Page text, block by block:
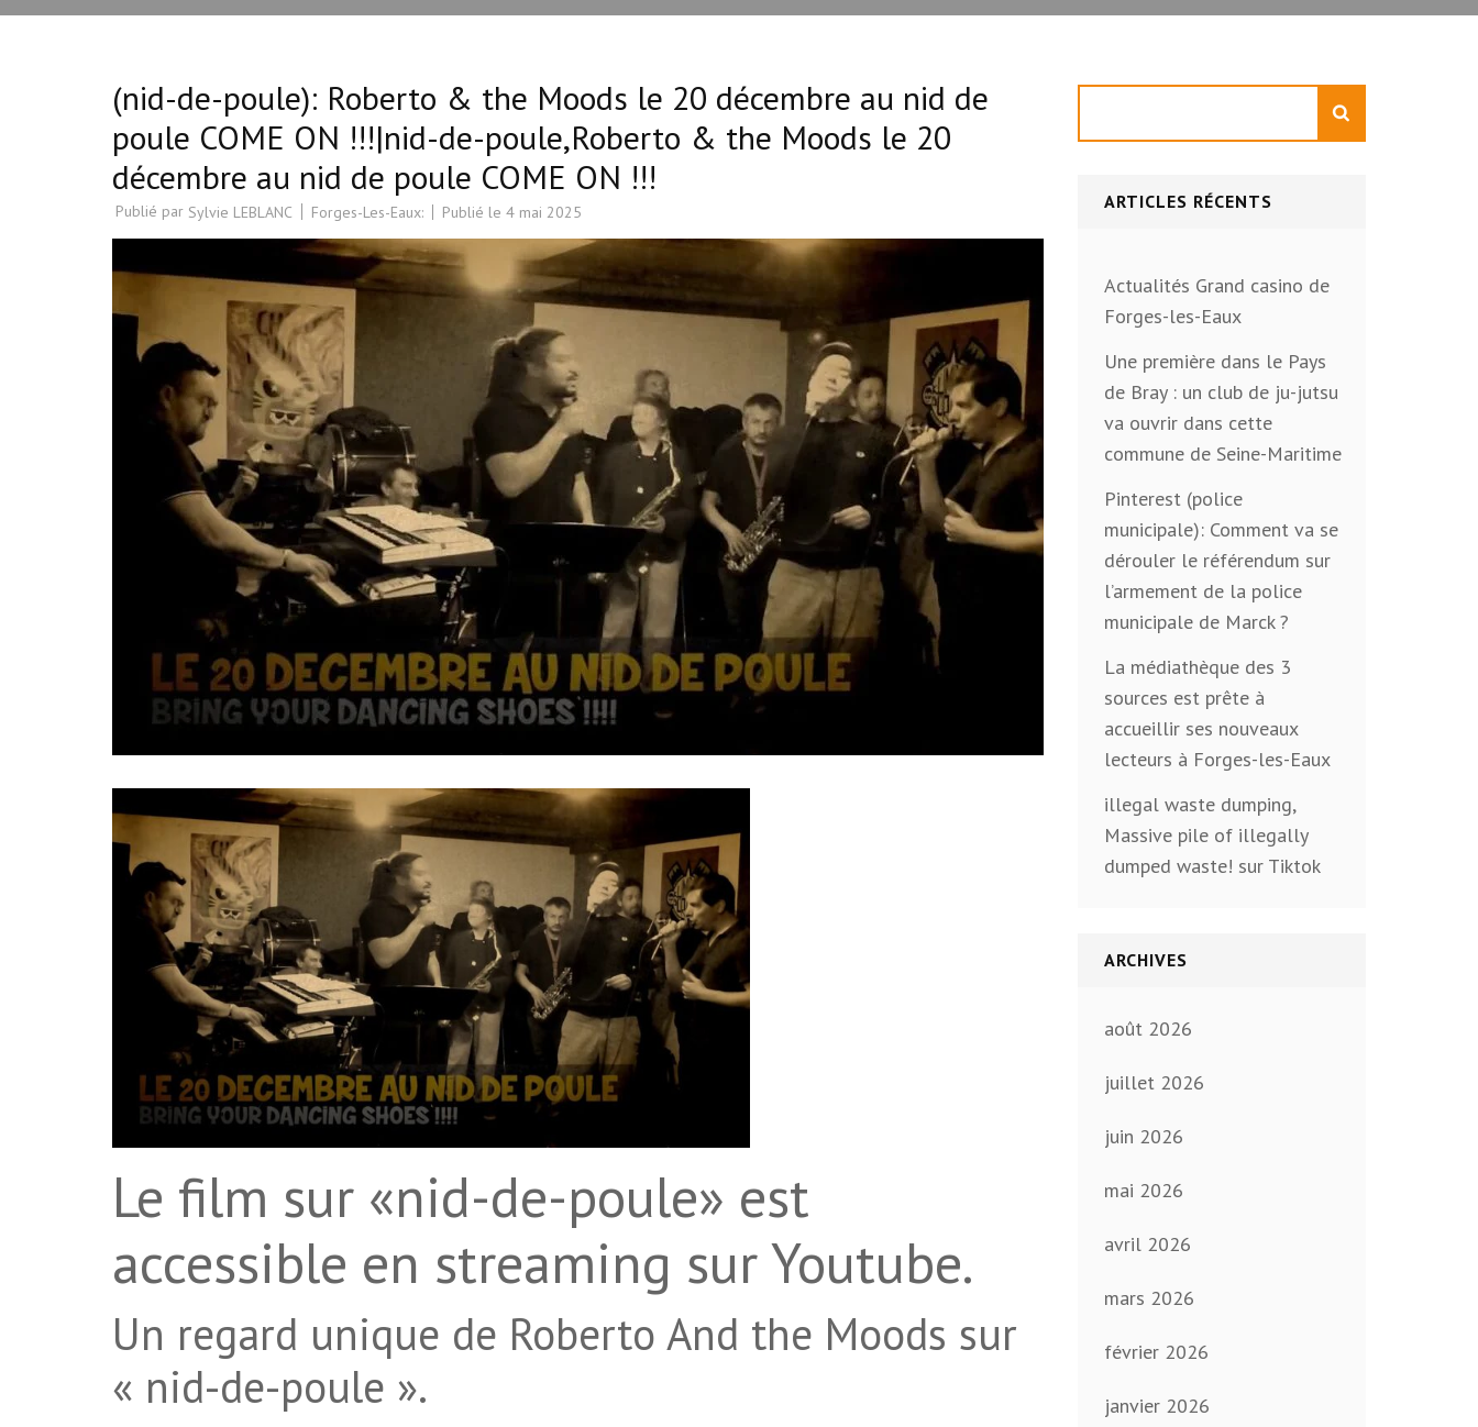
(nid-de-poule): Roberto & the Moods le 20 décembre au nid de
poule COME ON !!!|nid-de-poule,Roberto & the Moods le 20
décembre au nid de poule COME ON !!!
Publié par Sylvie LEBLANC Forges-Les-Eaux: Publié le 4 mai 2025
Le film sur «nid-de-poule» est
accessible en streaming sur Youtube.
Un regard unique de Roberto And the Moods sur
« nid-de-poule ».
ARTICLES RÉCENTS
Actualités Grand casino de
Forges-les-Eaux
Une première dans le Pays
de Bray : un club de ju-jutsu
va ouvrir dans cette
commune de Seine-Maritime
Pinterest (police
municipale): Comment va se
dérouler le référendum sur
l’armement de la police
municipale de Marck ?
La médiathèque des 3
sources est prête à
accueillir ses nouveaux
lecteurs à Forges-les-Eaux
illegal waste dumping,
Massive pile of illegally
dumped waste! sur Tiktok
ARCHIVES
août 2026
juillet 2026
juin 2026
mai 2026
avril 2026
mars 2026
février 2026
janvier 2026